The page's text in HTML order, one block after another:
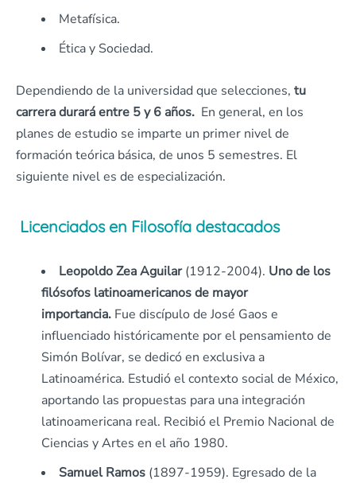
Metafísica.
Ética y Sociedad.
Dependiendo de la universidad que selecciones, tu
carrera durará entre 5 y 6 años. En general, en los
planes de estudio se imparte un primer nivel de
formación teórica básica, de unos 5 semestres. El
siguiente nivel es de especialización.
Licenciados en Filosofía destacados
Leopoldo Zea Aguilar(1912-2004). Uno de los
filósofos latinoamericanos de mayor
importancia. Fue discípulo de José Gaos e
influenciado históricamente por el pensamiento de
Simón Bolívar, se dedicó en exclusiva a
Latinoamérica. Estudió el contexto social de México,
aportando las propuestas para una integración
latinoamericana real. Recibió el Premio Nacional de
Ciencias y Artes en el año 1980.
Samuel Ramos (1897-1959). Egresado de la